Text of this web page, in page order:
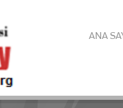
ANA
operasyonlarında